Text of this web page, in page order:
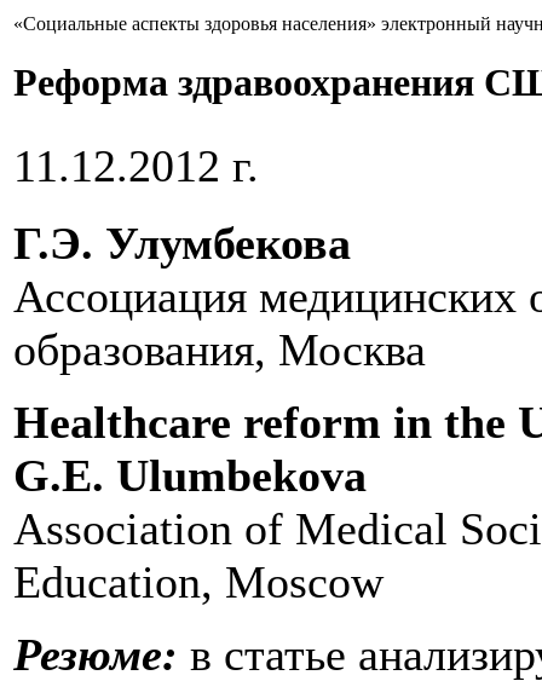
«Социальные аспекты здоровья населения» электронный
Реформа здравоохранения
11.12.2012 г.
Г.Э. Улумбекова
Ассоциация медицинских
образования, Москва
Healthcare reform in the
G.E. Ulumbekova
Association of Medical
Education, Moscow
Резюме: в статье